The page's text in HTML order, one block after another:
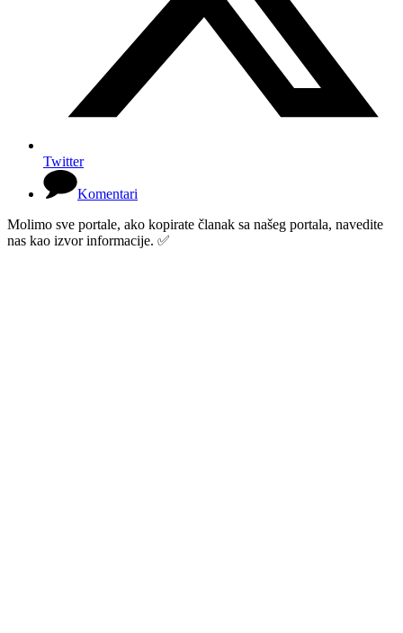
Twitter
Komentari
Molimo sve portale, ako kopirate članak sa našeg portala, navedite
nas kao izvor informacije. ✅